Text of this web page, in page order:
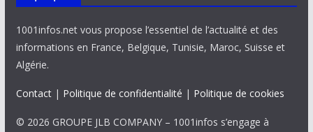
1001infos.net vous propose l’essentiel de l’actualité et des
informations en France, Belgique, Tunisie, Maroc, Suisse et
Algérie.
Contact| Politique de confidentialité | Politique de cookies
© 2026 GROUPE JLB COMPANY – 1001infos s’engage à